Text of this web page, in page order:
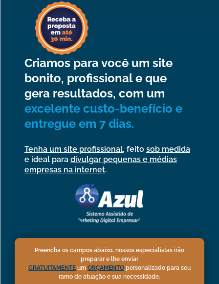
Criamos para você um site
bonito, profissional e que
gera resultados, com um
excelente custo-benefício e
entregue em 7 dias.
Tenha um site profissional, feito sob medida
e ideal para divulgar pequenas e médias
empresas na internet.
Preencha os campos abaixo, nossos especialistas irão
preparar e lhe enviar
GRATUITAMENTE um ORÇAMENTO personalizado para seu
ramo de atuação e sua necessidade.